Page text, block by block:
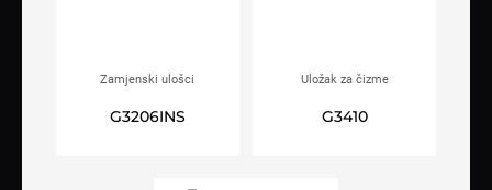
Zamjenski ulošci
G3206INS
Uložak za čizme
G3410